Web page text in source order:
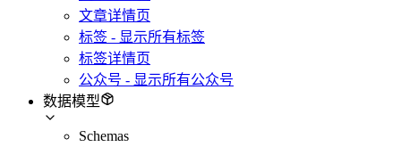
文章详情页
标签 - 显示所有标签
标签详情页
公众号 - 显示所有公众号
数据模型
Schemas